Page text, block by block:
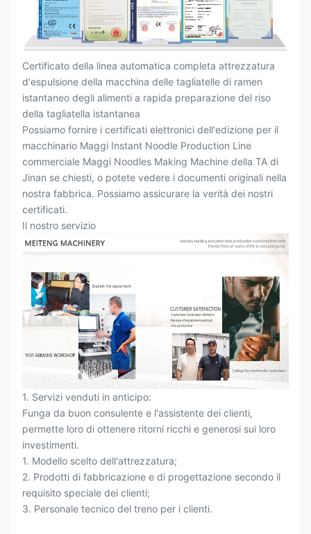
Certificato della linea automatica completa attrezzatura
d'espulsione della macchina delle tagliatelle di ramen
istantaneo degli alimenti a rapida preparazione del riso
della tagliatella istantanea
Possiamo fornire i certificati elettronici dell'edizione per il
macchinario Maggi Instant Noodle Production Line
commerciale Maggi Noodles Making Machine della TA di
Jinan se chiesti, o potete vedere i documenti originali nella
nostra fabbrica. Possiamo assicurare la verità dei nostri
certificati.
Il nostro servizio
1. Servizi venduti in anticipo:
Funga da buon consulente e l'assistente dei clienti,
permette loro di ottenere ritorni ricchi e generosi sui loro
investimenti.
1. Modello scelto dell'attrezzatura;
2. Prodotti di fabbricazione e di progettazione secondo il
requisito speciale dei clienti;
3. Personale tecnico del treno per i clienti.